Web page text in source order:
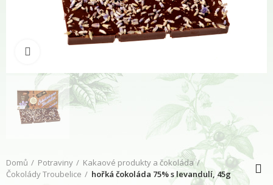
Domů Potraviny
Kakaové produkty a čokoláda
Čokolády Troubelice
hořká čokoláda 75% s levandulí, 45g